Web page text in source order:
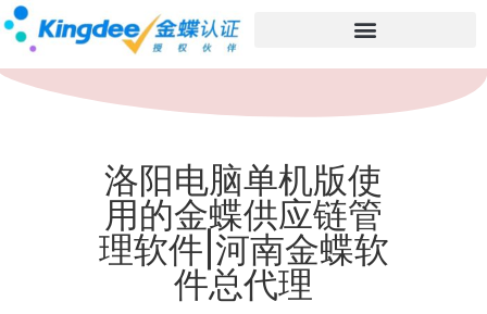
洛阳电脑单机版使
用的金蝶供应链管
理软件|河南金蝶软
件总代理